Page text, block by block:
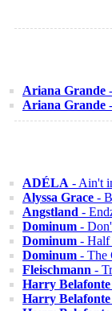
Ariana Grande
Ariana Grande
ADÉLA - Ain't
Alyssa Grace -
Angstland -
Dominum -
Dominum -
Dominum - The
Fleischmann -
Harry Belafonte
Harry Belafonte